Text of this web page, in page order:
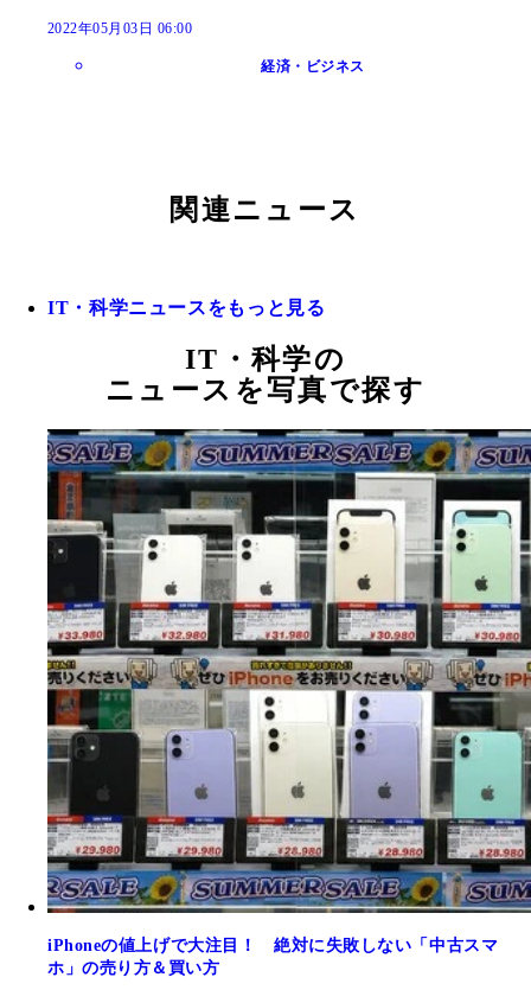
2022年05月03日 06:00
経済・ビジネス
関連ニュース
IT・科学ニュースをもっと見る
IT・科学の
ニュースを写真で探す
iPhoneの値上げで大注目！ 絶対に失敗しない「中古スマ
ホ」の売り方＆買い方